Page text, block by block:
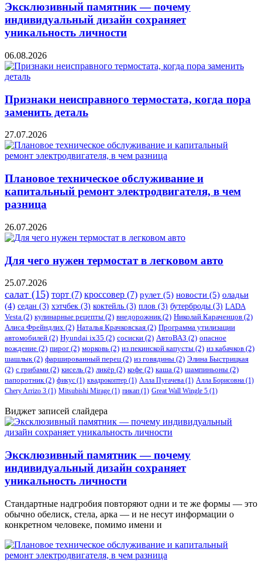
Эксклюзивный памятник — почему
индивидуальный дизайн сохраняет
уникальность личности
06.08.2026
Признаки неисправного термостата, когда пора
заменить деталь
27.07.2026
Плановое техническое обслуживание и
капитальный ремонт электродвигателя, в чем
разница
26.07.2026
Для чего нужен термостат в легковом авто
25.07.2026
салат (15) торт (7) кроссовер (7) рулет (5) новости (5) оладьи
(4) седан (3) хэтчбек (3) коктейль (3) плов (3) бутерброды (3) LADA
Vesta (2) кулинарные рецепты (2) внедорожник(2) Николай Караченцов (2)
Алиса Фрейндлих (2) Наталья Крачковская (2) Программа утилизации
автомобилей (2) ​Hyundai ix35 (2) сосиски (2) АвтоВАЗ (2) опасное
вождение (2) пирог (2) морковь (2) из пекинской капусты (2) из кабачков (2)
шашлык(2) фаршированный перец (2) из говядины (2) Элина Быстрицкая
(2) с грибами (2) кисель (2) ликёр (2) кофе (2) каша (2) шампиньоны (2)
папоротник(2) фикус (1) квадрокоптер (1) Алла Пугачева (1) Алла Борисовна (1)
Chery Arrizo 3 (1) Mitsubishi Mirage (1) пикап (1) Great Wall Wingle 5 (1)
Виджет записей слайдера
Эксклюзивный памятник — почему
индивидуальный дизайн сохраняет
уникальность личности
Стандартные надгробия повторяют одни и те же формы — это
обычно обелиск, стела, арка — и не несут информации о
конкретном человеке, помимо имени и